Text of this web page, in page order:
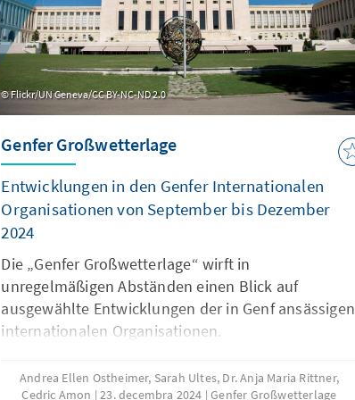
eingeschränkter Zugang zu Information und
Kommunikation. Darüber hinaus leben 80% der
Menschen mit Behinderungen im Globalen Süden,
wo der Zugang zum und die uneingeschränkte
Teilhabe am sozialen und öffentlichen Leben für
Flickr/UN Geneva/CC BY-NC-ND 2.0
Genfer Großwetterlage
Entwicklungen in den Genfer Internationalen
Organisationen von September bis Dezember
2024
Die „Genfer Großwetterlage“ wirft in
unregelmäßigen Abständen einen Blick auf
ausgewählte Entwicklungen der in Genf ansässigen
internationalen Organisationen.
Andrea Ellen Ostheimer, Sarah Ultes, Dr. Anja Maria Rittner,
Cedric Amon
23. decembra 2024 Genfer Großwetterlage